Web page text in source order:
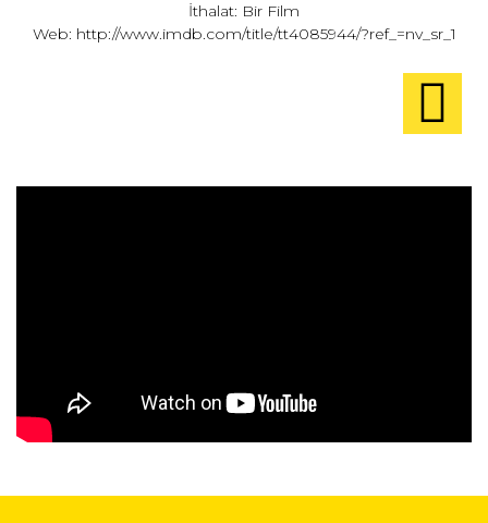
İthalat: Bir Film
Web: http://www.imdb.com/title/tt4085944/?ref_=nv_sr_1